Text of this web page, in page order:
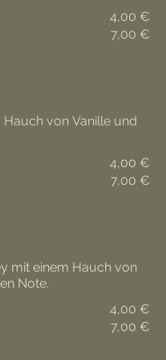
4,00 €
7,00 €
von Vanille und
4,00 €
7,00 €
mit einem Hauch von
Note.
4,00 €
7,00 €